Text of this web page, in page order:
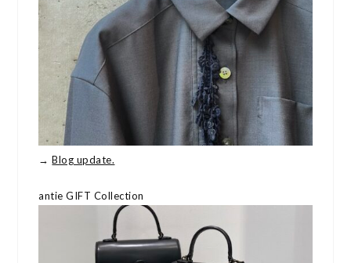
→Blog update.
antie GIFT Collection